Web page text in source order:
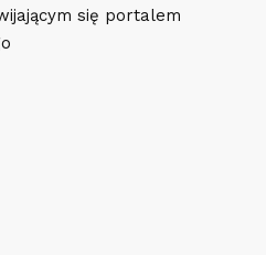
się portalem